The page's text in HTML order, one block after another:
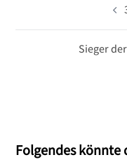
Sieger
Folgendes könnte